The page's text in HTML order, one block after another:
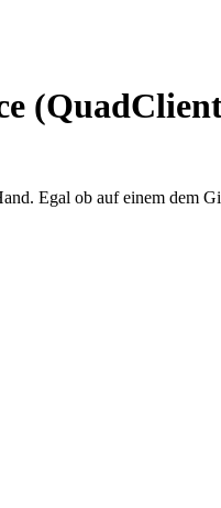
Egal ob auf einem dem